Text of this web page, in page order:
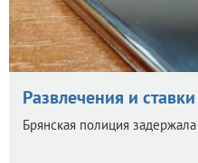
Развлечения и
Брянская полиция